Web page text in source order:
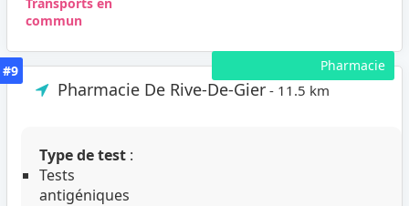
commun
Pharmacie
#9
Pharmacie De Rive-De-Gier - 11.5 km
Type de test :
Tests
antigéniques